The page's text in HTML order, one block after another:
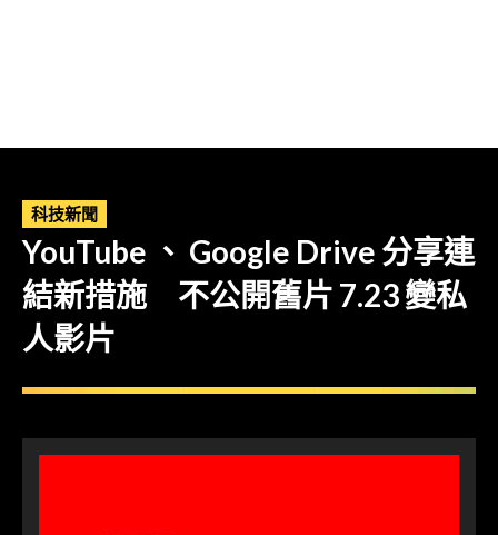
科技新聞
YouTube 、 Google Drive 分享連
結新措施 不公開舊片 7.23 變私
人影片